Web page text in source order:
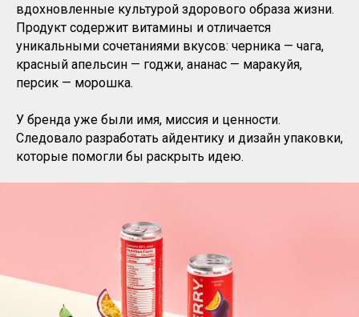
вдохновленные культурой здорового образа жизни.
Продукт содержит витамины и отличается
уникальными сочетаниями вкусов: черника — чага,
красный апельсин — годжи, ананас — маракуйя,
персик — морошка.
У бренда уже были имя, миссия и ценности.
Следовало разработать айдентику и дизайн упаковки,
которые помогли бы раскрыть идею.